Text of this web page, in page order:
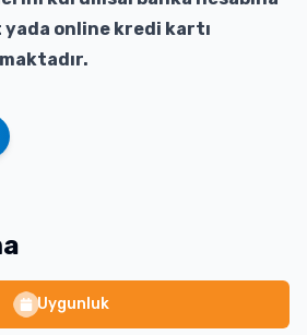
online kredi kartı
Uygunluk